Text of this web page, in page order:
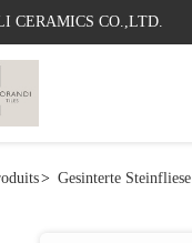
CERAMICS CO.,LTD.
> Gesinterte Steinfliese